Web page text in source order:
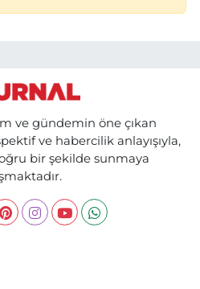
ve gündemin öne çıkan
ve habercilik anlayışıyla,
bir şekilde sunmaya